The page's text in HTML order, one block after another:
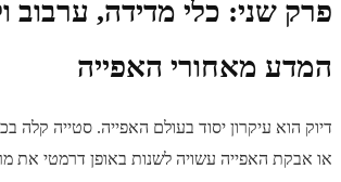
פרק שני: כלי מדידה, ערבוב
המדע מאחורי האפייה
דיוק הוא עיקרון יסוד בעולם האפייה. סטייה קלה
או אבקת האפייה עשויה לשנות באופן דרמטי את